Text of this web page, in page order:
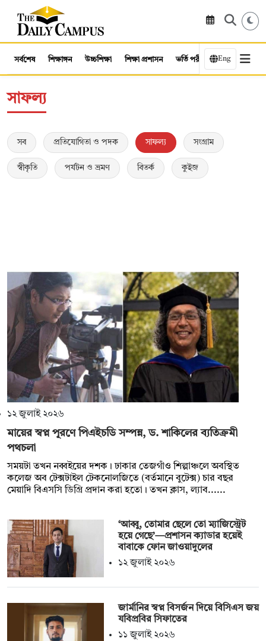
সর্বশেষ শিক্ষাঙ্গন উচ্চশিক্ষা শিক্ষা প্রশাসন ভর্তি পরীক্ষা কর্মসংস্থান
Eng
সাফল্য
সব প্রতিযোগিতা ও পদক সাফল্য সংগ্রাম
স্বীকৃতি পর্যটন ও ভ্রমণ বিতর্ক কুইজ
১২ জুলাই ২০২৬
মায়ের স্বপ্ন পূরণে পিএইচডি সম্পন্ন, ড. শাকিলের ব্যতিক্রমী
পথচলা
সময়টা তখন নব্বইয়ের দশক। ঢাকার তেজগাঁও শিল্পাঞ্চলে অবস্থিত
কলেজ অব টেক্সটাইল টেকনোলজিতে (বর্তমানে বুটেক্স) চার বছর
মেয়াদি বিএসসি ডিগ্রি প্রদান করা হতো। তখন ক্লাস, ল্যাব......
‘আব্বু, তোমার ছেলে তো ম্যাজিস্ট্রেট
হয়ে গেছে’—প্রশাসন ক্যাডার হয়েই
বাবাকে ফোন জাওয়াদুলের
১২ জুলাই ২০২৬
জার্মানির স্বপ্ন বিসর্জন দিয়ে বিসিএস জয়
যবিপ্রবির সিফাতের
১১ জুলাই ২০২৬